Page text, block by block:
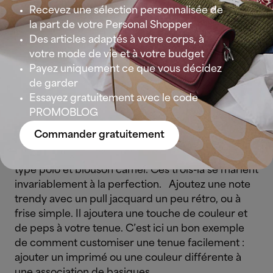
imperméabilisées pour parcourir la ville. Voilà un
look tout-terrain qui fonctionne aussi bien de jour
comme de nuit.
Quelle tenue pour Rome?
Pour visiter la capitale italienne, voici un look
d’automne très stylé. Embarquez avec vous ces 3
basiques indispensables : blue jean, t-shirt blanc
type polo et blouson camel. Ces trois-là se marient
invariablement à la perfection.
Ajoutez une note
trendy avec un pull jacquard un peu rétro, ou à
frise simple. Il ajoutera une touche de couleur et
de peps à votre tenue. C’est ici un bon exemple
de comment customiser une tenue facilement :
ajouter un imprimé ou une couleur différente à
Recevez une sélection personnalisée de
la part de votre Personal Shopper
Des articles adaptés à votre corps, à
votre mode de vie et à votre budget
Payez uniquement ce que vous décidez
de garder
Essayez gratuitement avec le code
PROMOBLOG
Commander gratuitement